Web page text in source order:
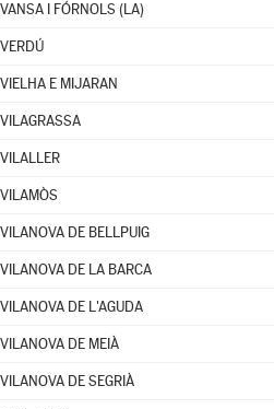
VANSA I FÓRNOLS (LA)
VERDÚ
VIELHA E MIJARAN
VILAGRASSA
VILALLER
VILAMÒS
VILANOVA DE BELLPUIG
VILANOVA DE LA BARCA
VILANOVA DE L'AGUDA
VILANOVA DE MEIÀ
VILANOVA DE SEGRIÀ